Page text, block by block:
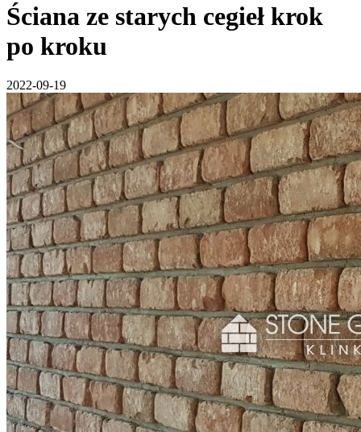
Ściana ze starych cegieł krok
po kroku
2022-09-19